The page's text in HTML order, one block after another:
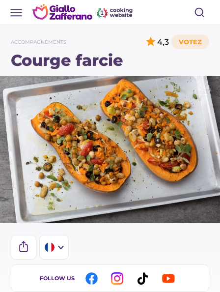
ACCOMPAGNEMENTS
Courge farcie
4,3
IT
FOLLOW US